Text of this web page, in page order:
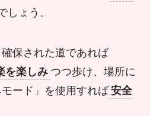
しょう。
保された道であれば
を楽しみ つつ歩け、場所に
ード」を使用すれば 安全